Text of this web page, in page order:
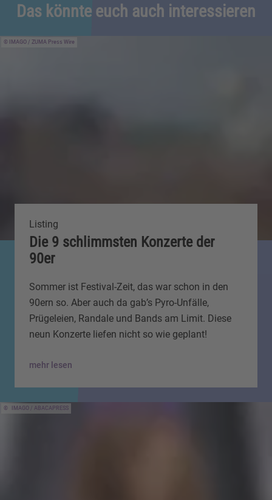
Das könnte euch auch interessieren
IMAGO / ZUMA Press Wire
Listing
Die 9 schlimmsten Konzerte der
90er
Sommer ist Festival-Zeit, das war schon in den
90ern so. Aber auch da gab’s Pyro-Unfälle,
Prügeleien, Randale und Bands am Limit. Diese
neun Konzerte liefen nicht so wie geplant!
mehr lesen
IMAGO / ABACAPRESS